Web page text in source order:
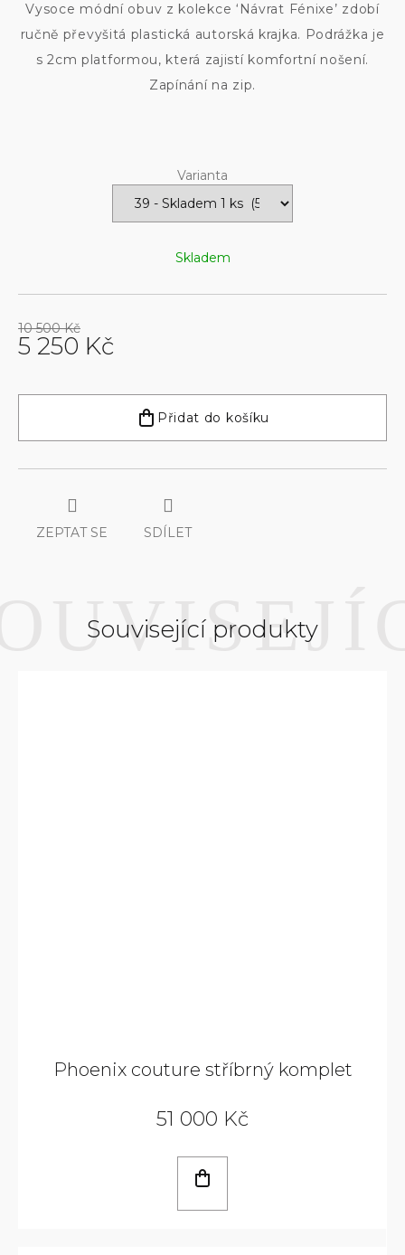
10 500 Kč
5 250 Kč
cena:
Skladem
Varianta
Přidat do košíku
Vysoce módní obuv z kolekce ‘Návrat Fénixe’ zdobí
ručně převyšitá plastická autorská krajka. Podrážka je
s 2cm platformou, která zajistí komfortní nošení.
Zapínání na zip.
ZEPTAT SE SDÍLET
Související produkty
Phoenix couture stříbrný komplet
51 000 Kč